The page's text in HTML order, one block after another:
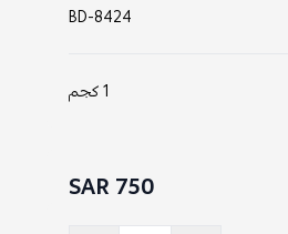
BD-8424
1 كجم
750 SAR